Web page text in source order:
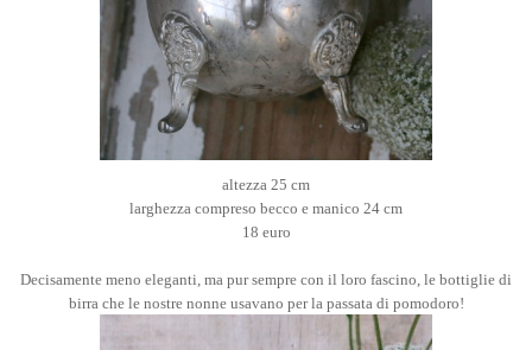
altezza 25 cm
larghezza compreso becco e manico 24 cm
18 euro
Decisamente meno eleganti, ma pur sempre con il loro fascino, le bottiglie di
birra che le nostre nonne usavano per la passata di pomodoro!